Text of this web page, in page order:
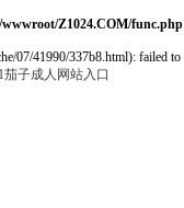
wwwroot/Z1024.COM/func.php
07/41990/337b8.html): failed
子成人网站入口